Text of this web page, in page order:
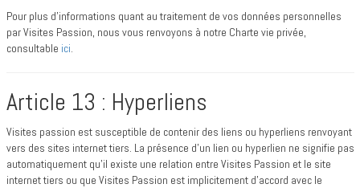
Pour plus d’informations quant au traitement de vos données personnelles
par Visites Passion, nous vous renvoyons à notre Charte vie privée,
consultable ici.
Article 13 : Hyperliens
Visites passion est susceptible de contenir des liens ou hyperliens renvoyant
vers des sites internet tiers. La présence d’un lien ou hyperlien ne signifie pas
automatiquement qu'il existe une relation entre Visites Passion et le site
internet tiers ou que Visites Passion est implicitement d'accord avec le